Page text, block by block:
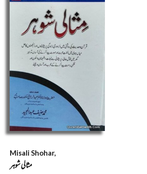
Misali Shohar,
مثالی شوہر